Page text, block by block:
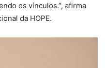
os vínculos.”, afirma
da HOPE.